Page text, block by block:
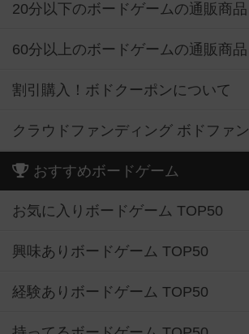
20分以下のボードゲームの通販商品
60分以上のボードゲームの通販商品
割引購入！ボドクーポンについて
クラウドファンディング ボドファン
おすすめボードゲーム
お気に入りボードゲーム TOP50
興味ありボードゲーム TOP50
経験ありボードゲーム TOP50